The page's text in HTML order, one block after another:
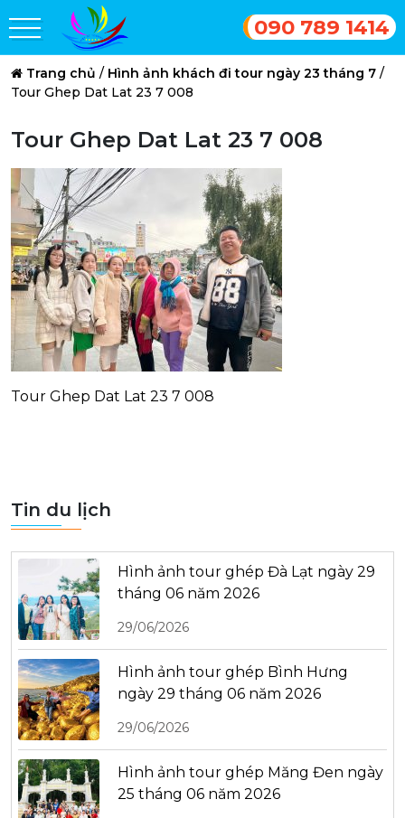
090 789 1414
Trang chủ / Hình ảnh khách đi tour ngày 23 tháng 7 /
Tour Ghep Dat Lat 23 7 008
Tour Ghep Dat Lat 23 7 008
Tour Ghep Dat Lat 23 7 008
Tin du lịch
Hình ảnh tour ghép Đà Lạt ngày 29
tháng 06 năm 2026
29/06/2026
Hình ảnh tour ghép Bình Hưng
ngày 29 tháng 06 năm 2026
29/06/2026
Hình ảnh tour ghép Măng Đen ngày
25 tháng 06 năm 2026